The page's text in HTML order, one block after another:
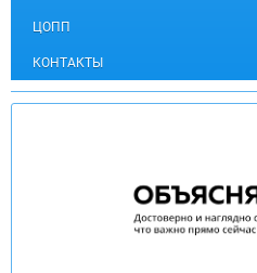
ЦОПП
КОНТАКТЫ